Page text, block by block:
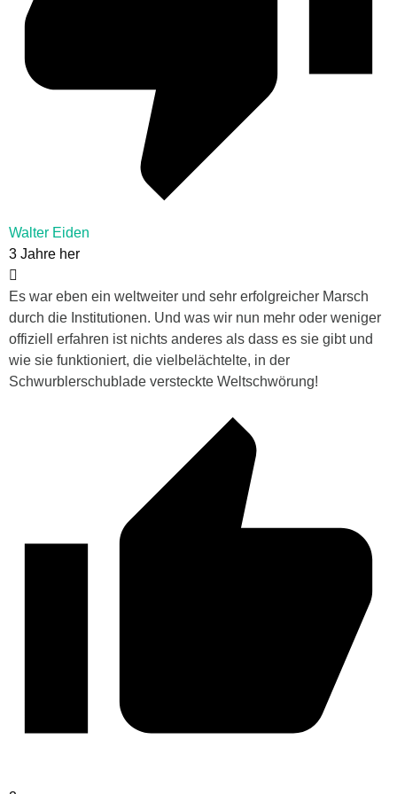
Walter Eiden
3 Jahre her
Es war eben ein weltweiter und sehr erfolgreicher Marsch
durch die Institutionen. Und was wir nun mehr oder weniger
offiziell erfahren ist nichts anderes als dass es sie gibt und
wie sie funktioniert, die vielbelächtelte, in der
Schwurblerschublade versteckte Weltschwörung!